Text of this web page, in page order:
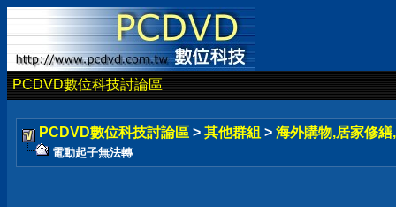
PCDVD數位科技討論區
PCDVD數位科技討論區 > 其他群組 > 海外購物,居家修
電動起子無法轉